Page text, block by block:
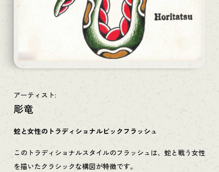
アーティスト:
彫竜
蛇と女性のトラディショナルビックフラッシュ
このトラディショナルスタイルのフラッシュは、蛇と戦う女性
を描いたクラシックな構図が特徴です。